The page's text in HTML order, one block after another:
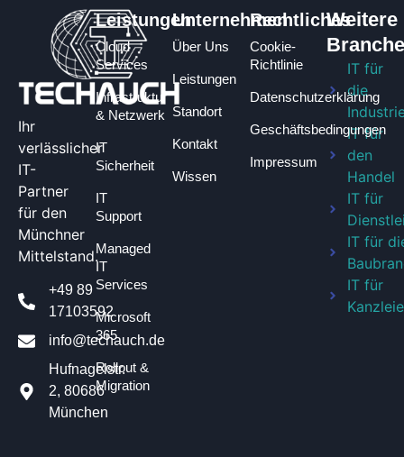
Ihr
verlässlicher
IT-
Partner
für den
Münchner
Mittelstand.
+49 89
17103592
info@techauch.de
Hufnagelstr.
2, 80686
München
Leistungen
Cloud
Services
Infrastruktur
& Netzwerk
IT
Sicherheit
IT
Support
Managed
IT
Services
Microsoft
365
Rollout &
Migration
Unternehmen
Über Uns
Leistungen
Standort
Kontakt
Wissen
Rechtliches
Cookie-
Richtlinie
Datenschutzerklärung
Geschäftsbedingungen​
Impressum
Weitere
IT für
die
IT für
den
Handel
IT für
IT für
IT für